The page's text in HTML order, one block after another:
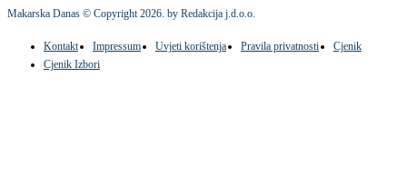
Makarska Danas © Copyright2026. by Redakcija j.d.o.o.
Kontakt Impressum Uvjeti korištenja Pravila privatnosti
Cjenik
Cjenik Izbori